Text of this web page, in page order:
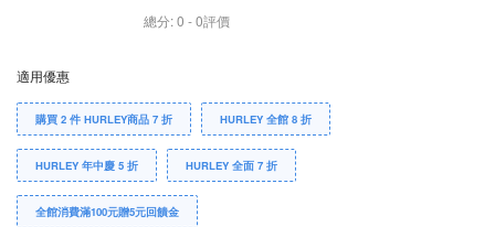
總分:0 -0評價
適用優惠
購買 2 件 HURLEY商品 7 折 HURLEY 全館 8 折
HURLEY 年中慶 5 折 HURLEY 全面 7 折
全館消費滿100元贈5元回饋金